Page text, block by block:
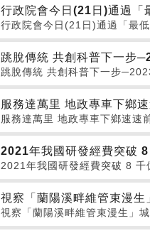
行政院會今日(21日)通過「
行政院會今日(21日)通過「最
跳脫傳統 共創科普下一步
跳脫傳統 共創科普下一步
服務達萬里 地政專車下鄉
服務達萬里 地政專車下鄉速速
2021年我國研發經費突破
2021年我國研發經費突破 8
視察「蘭陽溪畔維管束漫
視察「蘭陽溪畔維管束漫生」